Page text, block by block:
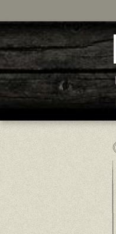
naar
de
hoofdinhoud